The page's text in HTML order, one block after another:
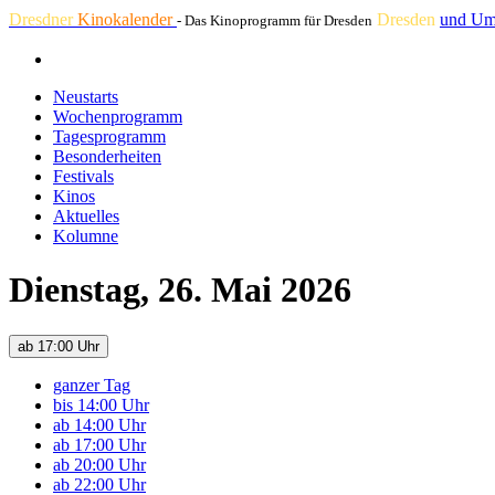
DresdnerKinokalender - Das Kinoprogramm für Dresden Dresden und
Neustarts
Wochenprogramm
Tagesprogramm
Besonderheiten
Festivals
Kinos
Aktuelles
Kolumne
Dienstag, 26. Mai 2026
ab 17:00 Uhr
ganzer Tag
bis 14:00 Uhr
ab 14:00 Uhr
ab 17:00 Uhr
ab 20:00 Uhr
ab 22:00 Uhr